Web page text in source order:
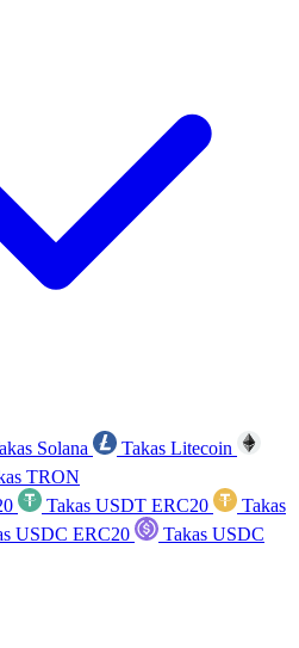
Solana
Takas Litecoin
TRON
Takas USDT ERC20
Takas
USDC ERC20
Takas USDC